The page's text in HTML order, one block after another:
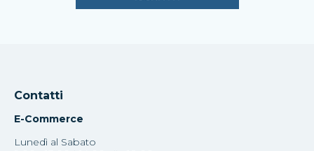
Contatti
E-Commerce
Lunedì al Sabato